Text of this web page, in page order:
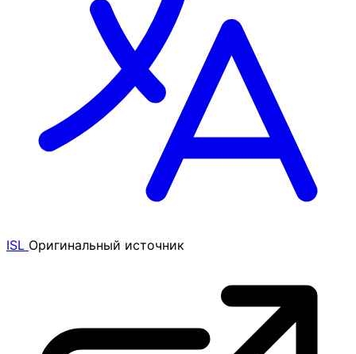
ISL Оригинальный источник